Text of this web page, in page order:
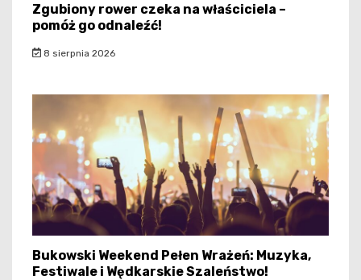
Zgubiony rower czeka na właściciela –
pomóż go odnaleźć!
8 sierpnia 2026
Bukowski Weekend Pełen Wrażeń: Muzyka,
Festiwale i Wędkarskie Szaleństwo!